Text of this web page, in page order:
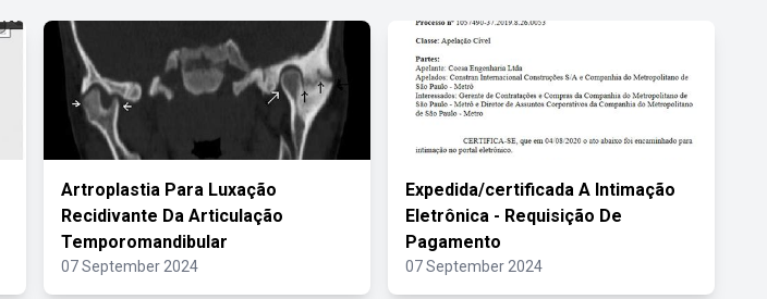
Artroplastia Para Luxação
Recidivante Da Articulação
Temporomandibular
07 September 2024
Expedida/certificada A Intimação
Eletrônica - Requisição De
Pagamento
07 September 2024